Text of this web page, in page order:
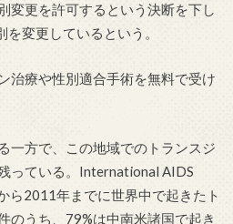
変更を許可するという決断を下し
変更しているという。
治療や性別適合手術を無料で受け
一方で、この地域でのトランスジ
っている。International AIDS
ら2011年までに世界中で起きたト
のうち、79%は中南米諸国で起き